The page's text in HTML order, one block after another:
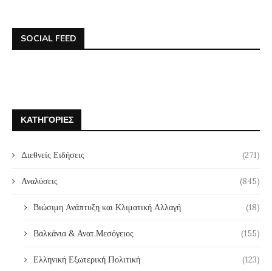
SOCIAL FEED
ΚΑΤΗΓΟΡΊΕΣ
Διεθνείς Ειδήσεις (271)
Αναλύσεις (845)
Βιώσιμη Ανάπτυξη και Κλιματική Αλλαγή (18)
Βαλκάνια & Ανατ.Μεσόγειος (155)
Ελληνική Εξωτερική Πολιτική (123)